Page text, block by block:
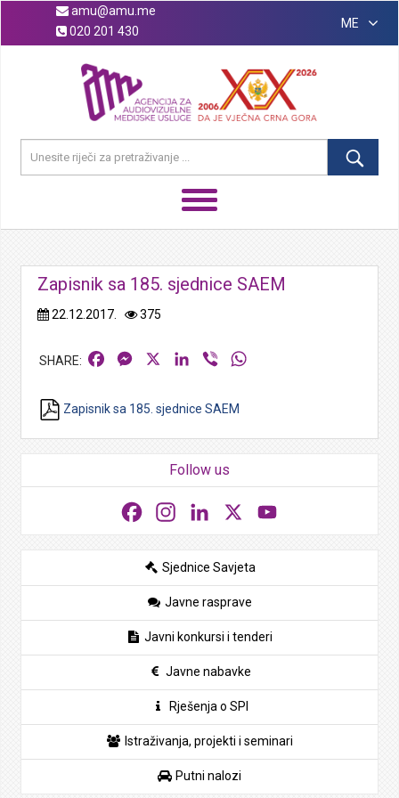
amu@amu.me
020 201 430
ME
Zapisnik sa 185. sjednice SAEM
22.12.2017. 375
FacebookMessengerLinkedIn
Viber
Zapisnik sa 185. sjednice SAEM
Follow us
FacebookInstagramLinkedIn
Sjednice Savjeta
Javne rasprave
Javni konkursi i tenderi
Javne nabavke
Rješenja o SPI
Istraživanja, projekti i seminari
Putni nalozi